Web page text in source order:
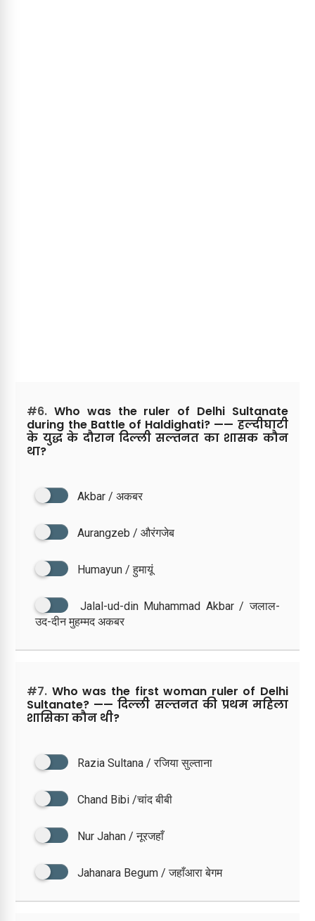
#6. Who was the ruler of Delhi Sultanate
during the Battle of Haldighati? —— हल्दीघाटी
के युद्ध के दौरान दिल्ली सल्तनत का शासक कौन
था?
Akbar / अकबर
Aurangzeb / औरंगजेब
Humayun / हुमायूं
Jalal-ud-din Muhammad Akbar / जलाल-
उद-दीन मुहम्मद अकबर
#7. Who was the first woman ruler of Delhi
Sultanate? —— दिल्ली सल्तनत की प्रथम महिला
शासिका कौन थी?
Razia Sultana / रजिया सुल्ताना
Chand Bibi /चांद बीबी
Nur Jahan / नूरजहाँ
Jahanara Begum / जहाँआरा बेगम